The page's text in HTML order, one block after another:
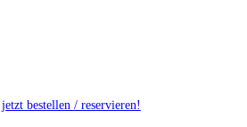
bestellen / reservieren!